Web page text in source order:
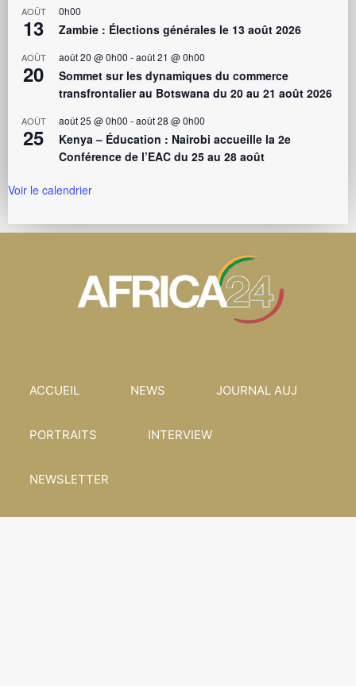
AOÛT
13
0h00
Zambie : Élections générales le 13 août 2026
AOÛT
20
août 20 @ 0h00 -août 21 @ 0h00
Sommet sur les dynamiques du commerce
transfrontalier au Botswana du 20 au 21 août 2026
AOÛT
25
août 25 @ 0h00 -août 28 @ 0h00
Kenya – Éducation : Nairobi accueille la 2e
Conférence de l’EAC du 25 au 28 août
Voir le calendrier
ACCUEIL NEWS JOURNAL AUJ
PORTRAITS INTERVIEW
NEWSLETTER